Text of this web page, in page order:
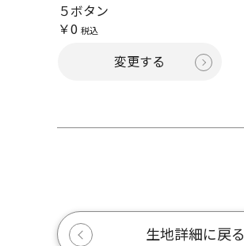
５ボタン
￥0 税込
変更する
生地詳細に戻る